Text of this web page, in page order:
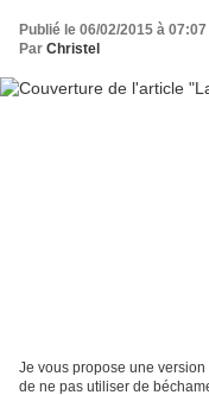
Publié le 06/02/2015 à 07:07
Par Christel
Je vous propose une
de ne pas utiliser de